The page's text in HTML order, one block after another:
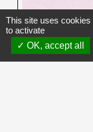
This site uses
to activate
OK, accept all